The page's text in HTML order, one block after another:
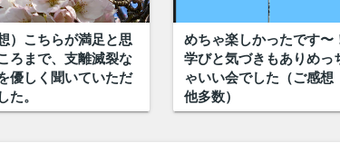
）こちらが満足と思
ろまで、支離滅裂な
優しく聞いていただ
た。
めちゃ楽しかったです〜
学びと気づきもありめっ
ゃいい会でした（ご感想
他多数）